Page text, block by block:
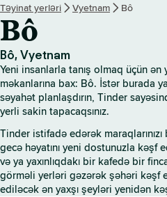
r
e
Təyinat yerləri Vyetnam Bô
Bô
Bô, Vyetnam
Yeni insanlarla tanış olmaq üçün
məkanlarına bax: Bô. İstər burada
səyahət planlaşdırın, Tinder
yerli sakin tapacaqsınız.
Tinder istifadə edərək
gecə həyatını yeni dostunuzla
və ya yaxınlıqdakı bir kafedə bir
görməli yerləri gəzərək şəhəri kəşf
ediləcək ən yaxşı şeyləri yenidən